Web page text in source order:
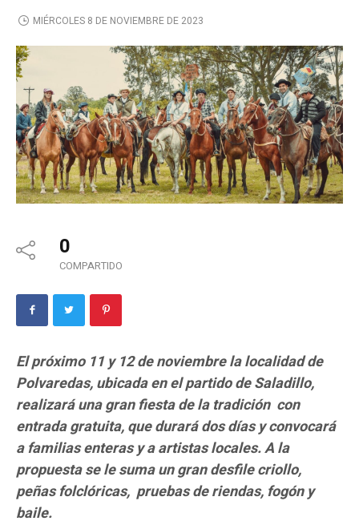
MIÉRCOLES 8 DE NOVIEMBRE DE 2023
0
COMPARTIDO
El próximo 11 y 12 de noviembre la localidad de
Polvaredas, ubicada en el partido de Saladillo,
realizará una gran fiesta de la tradición con
entrada gratuita, que durará dos días y convocará
a familias enteras y a artistas locales. A la
propuesta se le suma un gran desfile criollo,
peñas folclóricas, pruebas de riendas, fogón y
baile.